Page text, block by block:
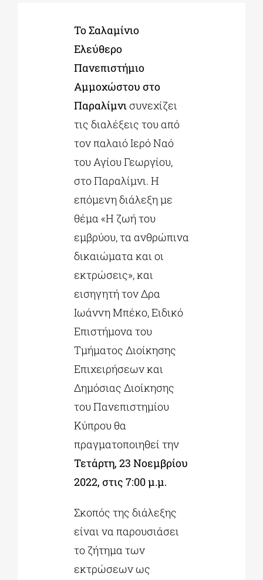
ΕΚΠΑΙΔΕΥΤΙΚΑ ΙΔΡΥΜΑΤΑ
ΠΟΛΙΤΙΣΤΙΚΟΙ ΦΟΡΕΙΣ
Το Σαλαμίνιο
Ελεύθερο
Πανεπιστήμιο
Αμμοχώστου στο
Παραλίμνισυνεχίζει
τις διαλέξεις του από
τον παλαιό Ιερό Ναό
του Αγίου Γεωργίου,
στο Παραλίμνι. Η
επόμενη διάλεξη με
θέμα «Η ζωή του
εμβρύου, τα ανθρώπινα
δικαιώματα και οι
εκτρώσεις», και
εισηγητή τον Δρα
Ιωάννη Μπέκο, Ειδικό
Επιστήμονα του
Τμήματος Διοίκησης
Επιχειρήσεων και
Δημόσιας Διοίκησης
του Πανεπιστημίου
Κύπρου θα
πραγματοποιηθεί την
Τετάρτη, 23 Νοεμβρίου
2022, στις 7:00 μ.μ.
Σκοπός της διάλεξης
είναι να παρουσιάσει
το ζήτημα των
εκτρώσεων ως